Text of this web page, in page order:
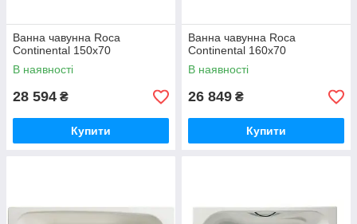
Ванна чавунна Roca
Continental 150x70
В наявності
28 594 ₴
Купити
Ванна чавунна Roca
Continental 160x70
В наявності
26 849 ₴
Купити